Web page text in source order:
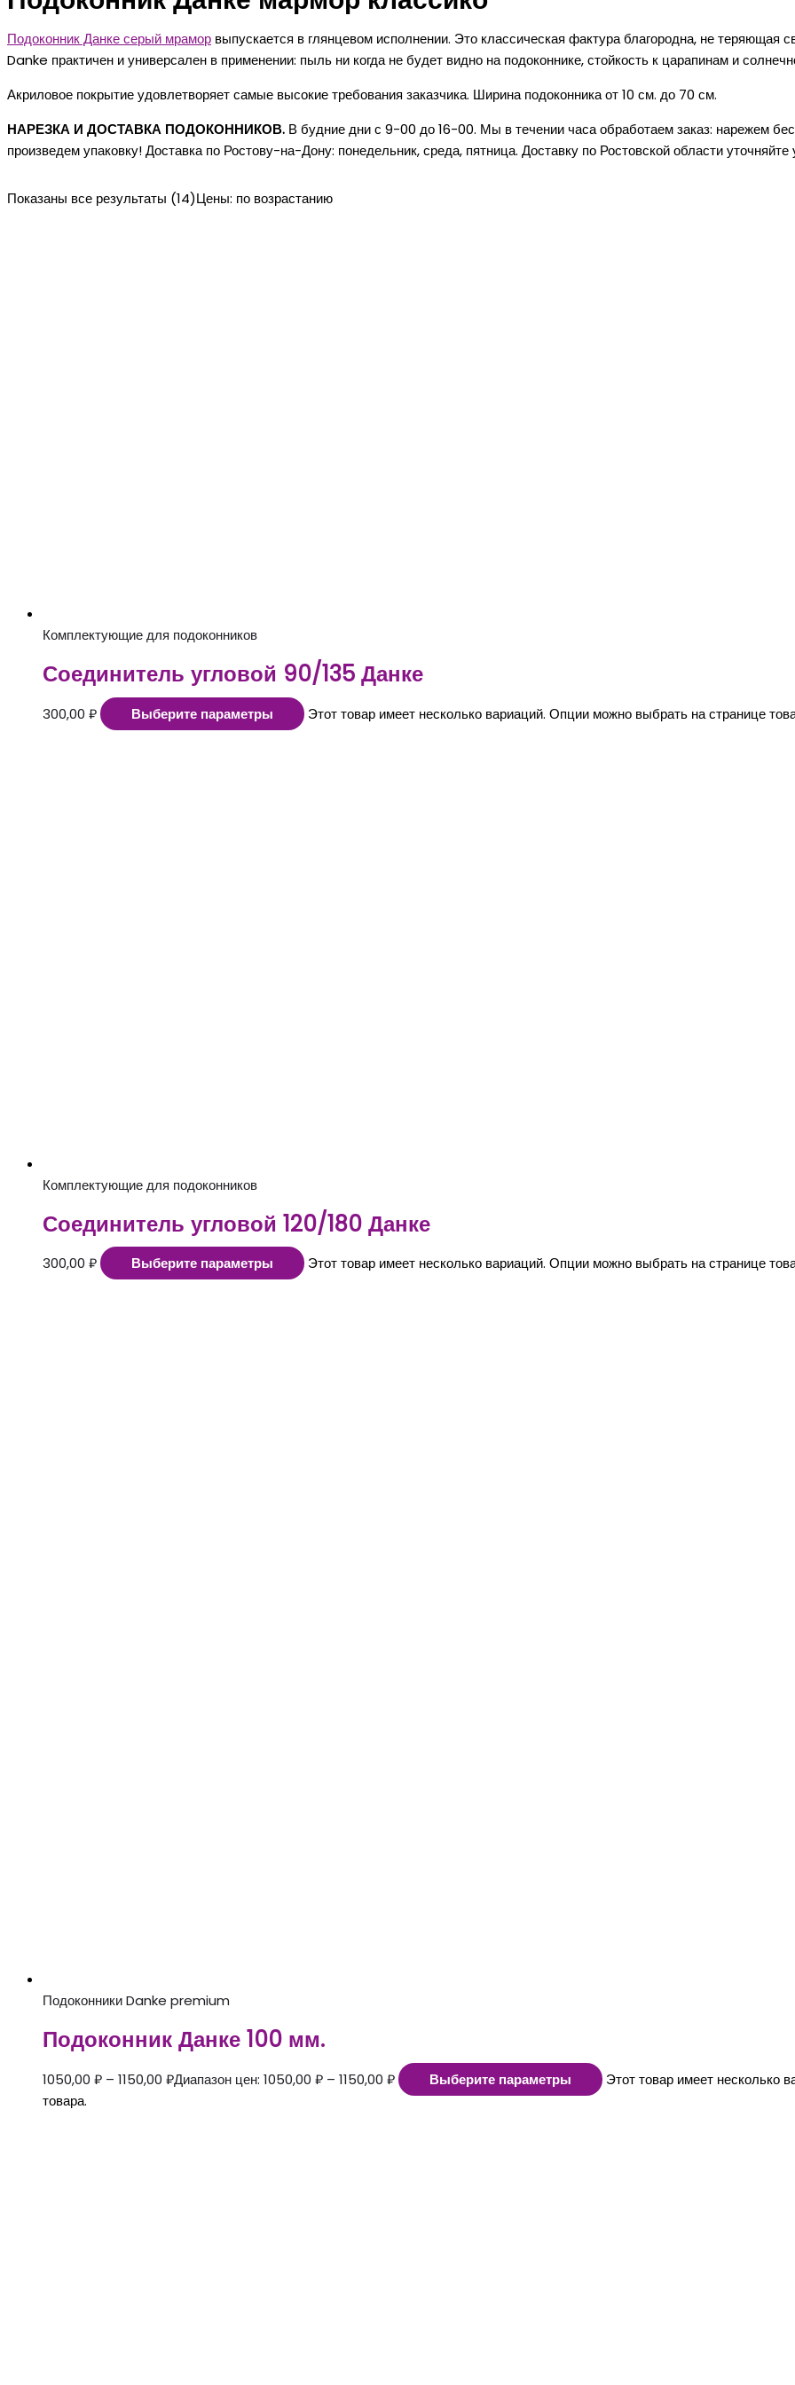
Подоконник Данке серый мрамор выпускается в глянцевом исполнении. Это классическая фактура благородна, не теряющая
Danke практичен и универсален в применении: пыль ни когда не будет видно на подоконнике, стойкость к царапинам и
Акриловое покрытие удовлетворяет самые высокие требования заказчика. Ширина подоконника от 10 см. до 70 см.
НАРЕЗКА И ДОСТАВКА ПОДОКОННИКОВ. В будние дни с 9-00 до 16-00. Мы в течении часа обработаем заказ: нарежем
произведем упаковку! Доставка по Ростову-на-Дону: понедельник, среда, пятница. Доставку по Ростовской области
Показаны все результаты (14)Цены: по возрастанию
Комплектующие для подоконников
Соединитель угловой 90/135 Данке
300,00 ₽ Выберите параметры Этот товар имеет несколько вариаций. Опции можно выбрать на странице
Комплектующие для подоконников
Соединитель угловой 120/180 Данке
300,00 ₽ Выберите параметры Этот товар имеет несколько вариаций. Опции можно выбрать на странице
Подоконники Danke premium
Подоконник Данке 100 мм.
1050,00 ₽ – 1150,00 ₽Диапазон цен: 1050,00 ₽ – 1150,00 ₽ Выберите параметры
Этот товар имеет несколько
товара.